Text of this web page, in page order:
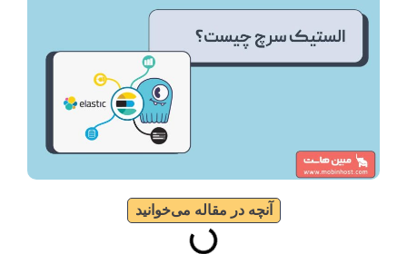
آنچه در مقاله می‌خوانید